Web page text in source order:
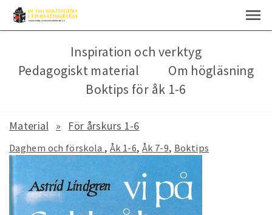
Material För årskurs 1-6
Inspiration och verktyg
Pedagogiskt material
Om högläsning
Boktips för åk 1-6
Daghem och förskola Åk 1-6 Åk 7-9 Boktips